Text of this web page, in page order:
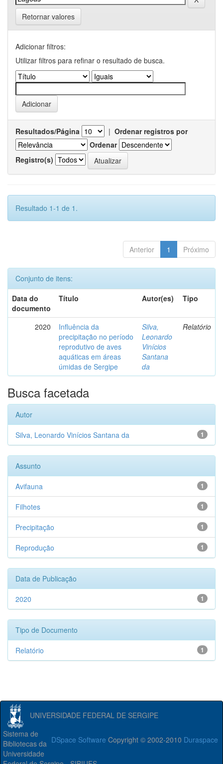
Retornar valores
Adicionar filtros:
Utilizar filtros para refinar o resultado de busca.
Resultados/Página | Ordenar registros por
Ordenar
Registro(s)
Resultado 1-1 de 1.
Anterior 1 Próximo
Conjunto de itens:
Data do
documento
Título Autor(es) Tipo
2020
Influência da
precipitação no período
reprodutivo de aves
aquáticas em áreas
úmidas de Sergipe
Silva,
Leonardo
Vinícios
Santana
da
Relatório
Busca facetada
Autor
1
Silva, Leonardo Vinícios Santana da
Assunto
1
Avifauna
1
Filhotes
1
Precipitação
1
Reprodução
Data de Publicação
1
2020
Tipo de Documento
1
Relatório
UNIVERSIDADE FEDERAL DE SERGIPE
DSpace Software Copyright © 2002-2010 Duraspace
Sistema de
Bibliotecas da
Universidade